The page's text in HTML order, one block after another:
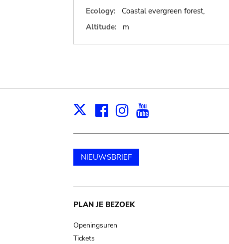
Ecology:
Coastal evergreen forest,
Altitude:
m
X Facebook
Instagram
NIEUWSBRIEF
Main
navigation
PLAN JE BEZOEK
Openingsuren
Tickets